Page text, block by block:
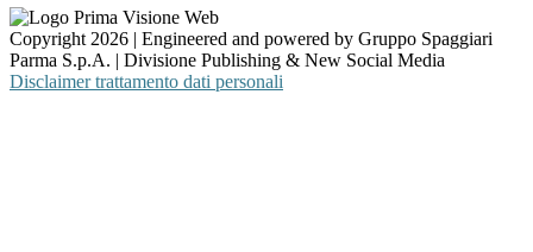
Copyright 2026 | Engineered and powered by Gruppo Spaggiari
Parma S.p.A. | Divisione Publishing & New Social Media
Disclaimer trattamento dati personali